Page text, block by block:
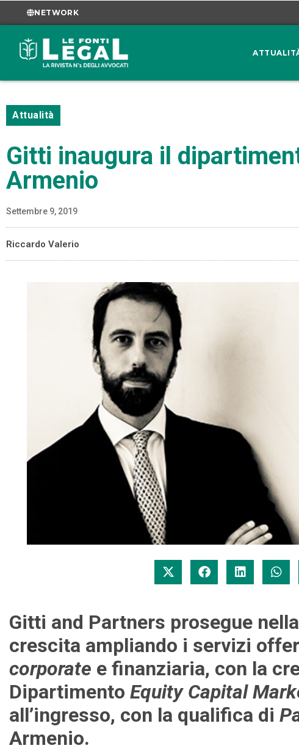
NETWORK
Attualità
Gitti inaugura il
Armenio
Settembre 9, 2019
Riccardo Valerio
Gitti and Partners prosegue
crescita ampliando i servizi
corporate e finanziaria, con la
Dipartimento Equity Capital
all’ingresso, con la qualifica di
Armenio.